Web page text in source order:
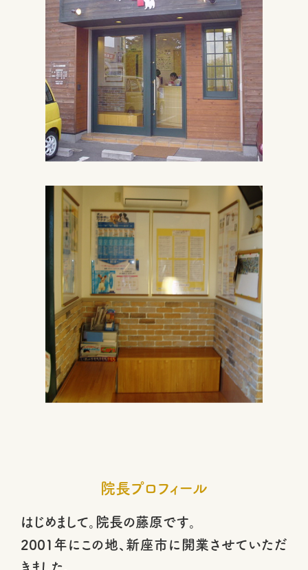
院長プロフィール
はじめまして。院長の藤原です。
2001年にこの地、新座市に開業させていただ